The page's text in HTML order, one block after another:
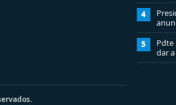
4
5
Pdte
dar